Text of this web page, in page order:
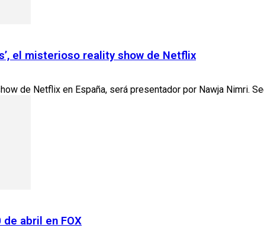
el misterioso reality show de Netflix
de Netflix en España, será presentador por Nawja Nimri.
de abril en FOX